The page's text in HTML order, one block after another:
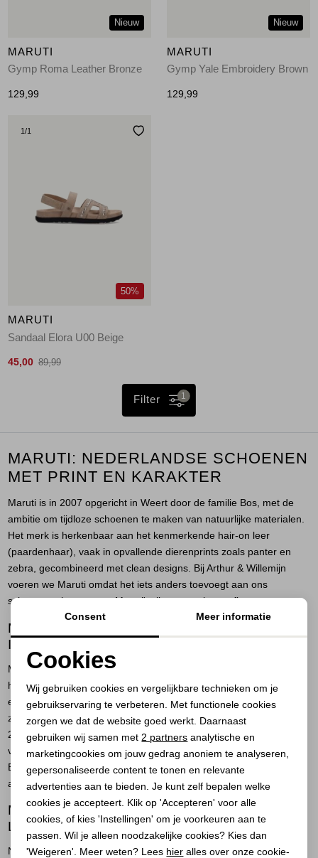
Nieuw
MARUTI
Gymp Roma Leather Bronze
129,99
Nieuw
MARUTI
Gymp Yale Embroidery Brown
129,99
1/1
50%
MARUTI
Sandaal Elora U00 Beige
45,00 89,99
1
Filter
MARUTI: NEDERLANDSE SCHOENEN
MET PRINT EN KARAKTER
Maruti is in 2007 opgericht in Weert door de familie Bos, met de
ambitie om tijdloze schoenen te maken van natuurlijke materialen.
Het merk is herkenbaar aan het kenmerkende hair-on leer
(paardenhaar), vaak in opvallende dierenprints zoals panter en
zebra, gecombineerd met clean designs. Bij Arthur & Willemijn
voeren we Maruti omdat het iets anders toevoegt aan ons
schoenenrek: een paar Maruti's tilt een rustige outfit meteen op.
MARUTI SNEAKERS, HET SIGNATURE
ITEM
Maruti is bekend geworden met sneakers, en dat is nog steeds het
hart van de collectie. De combinatie van een clean silhouet met
een opvallende print (vaak op de zijkant of het hielpaneel) maakt
ze meteen herkenbaar. Het iconische model The Gimlet werd in
2010 geïntroduceerd en is sindsdien bijna een klassieker; een
veterschoen in dierenprint die nog steeds elk seizoen terugkomt.
Bij ons hangen Maruti-sneakers naast effen alternatieven van
andere merken, zodat je rustig kunt kiezen wat bij je outfit past.
MARUTI SANDALEN, LAARZEN EN
LOAFERS
Naast sneakers vind je bij ons Maruti-sandalen voor de zomer
Personalisatie cookies
Analytische cookies
Marketing cookies
Consent Meer informatie
Cookies
Wij gebruiken cookies en vergelijkbare technieken om je
gebruikservaring te verbeteren. Met functionele cookies
zorgen we dat de website goed werkt. Daarnaast
gebruiken wij samen met 2 partners analytische en
marketingcookies om jouw gedrag anoniem te analyseren,
gepersonaliseerde content te tonen en relevante
advertenties aan te bieden. Je kunt zelf bepalen welke
cookies je accepteert. Klik op 'Accepteren' voor alle
cookies, of kies 'Instellingen' om je voorkeuren aan te
passen. Wil je alleen noodzakelijke cookies? Kies dan
'Weigeren'. Meer weten? Lees hier alles over onze cookie-